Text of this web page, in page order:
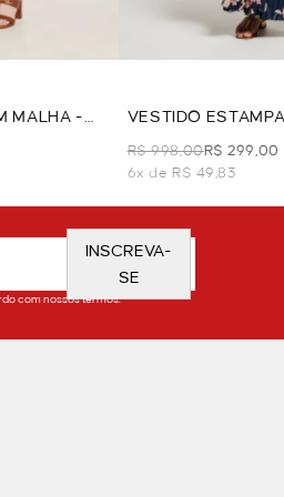
MALHA -
VESTIDO
AZUL
R$ 998,00R$ 299,00
6x de R$ 49,83
INSCREVA-
SE
com nossos termos.